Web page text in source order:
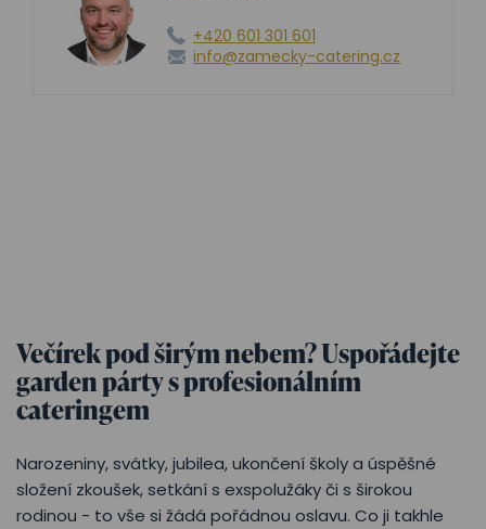
+420 601 301 601
info@zamecky-catering.cz
Večírek pod širým nebem? Uspořádejte
garden párty s profesionálním
cateringem
Narozeniny, svátky, jubilea, ukončení školy a úspěšné
složení zkoušek, setkání s exspolužáky či s širokou
rodinou - to vše si žádá pořádnou oslavu. Co ji takhle